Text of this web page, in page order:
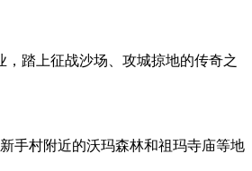
踏上征战沙场、攻城掠地的传奇之
手村附近的沃玛森林和祖玛寺庙等地